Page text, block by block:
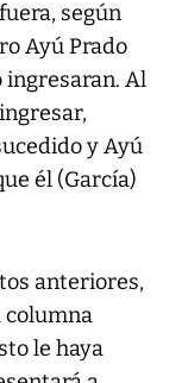
según
Ayú Prado
ingresaran. Al
y Ayú
él (García)
anteriores,
columna
le haya